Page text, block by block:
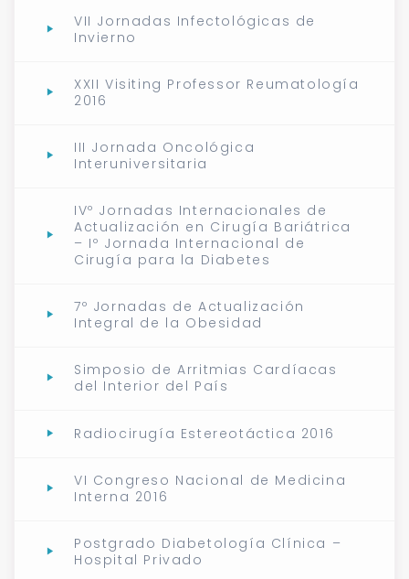
VII Jornadas Infectológicas de
Invierno
XXII Visiting Professor Reumatología
2016
III Jornada Oncológica
Interuniversitaria
IVº Jornadas Internacionales de
Actualización en Cirugía Bariátrica
– Iº Jornada Internacional de
Cirugía para la Diabetes
7º Jornadas de Actualización
Integral de la Obesidad
Simposio de Arritmias Cardíacas
del Interior del País
Radiocirugía Estereotáctica 2016
VI Congreso Nacional de Medicina
Interna 2016
Postgrado Diabetología Clínica –
Hospital Privado